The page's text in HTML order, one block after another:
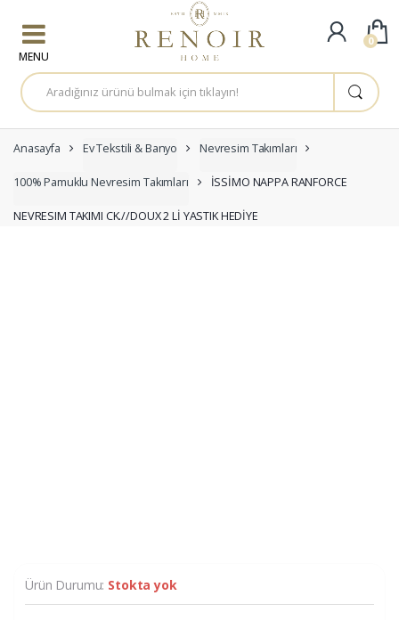
A
r
a
a
:
Anasayfa Ev Tekstili & Banyo Nevresim Takımları
100% Pamuklu Nevresim Takımları İSSİMO NAPPA RANFORCE
NEVRESIM TAKIMI CK.//DOUX 2 Lİ YASTIK HEDİYE
Ürün Durumu: Stokta yok
0